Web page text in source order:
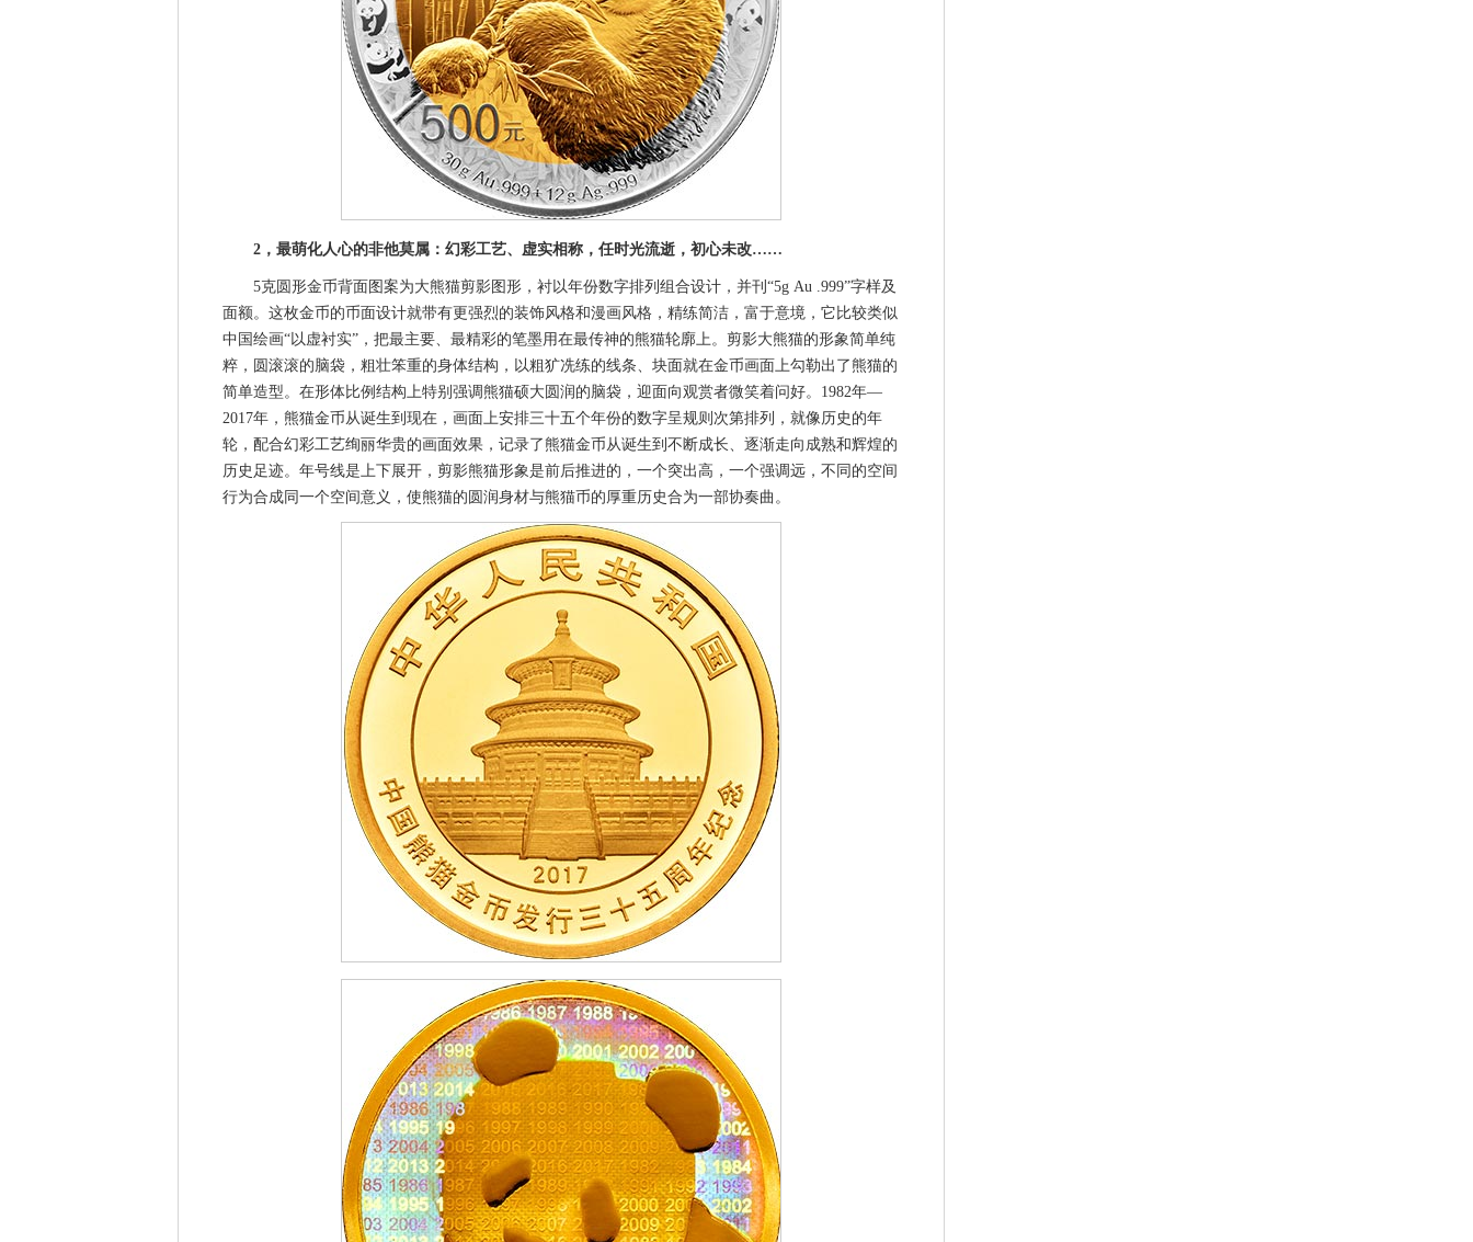
2，最萌化人心的非他莫属：幻彩工艺、虚实相称，任时光流逝，初心未改……
5克圆形金币背面图案为大熊猫剪影图形，衬以年份数字排列组合设计，并刊“5g Au .999”字样及
面额。这枚金币的币面设计就带有更强烈的装饰风格和漫画风格，精练简洁，富于意境，它比较类似
中国绘画“以虚衬实”，把最主要、最精彩的笔墨用在最传神的熊猫轮廓上。剪影大熊猫的形象简单纯
粹，圆滚滚的脑袋，粗壮笨重的身体结构，以粗犷冼练的线条、块面就在金币画面上勾勒出了熊猫的
简单造型。在形体比例结构上特别强调熊猫硕大圆润的脑袋，迎面向观赏者微笑着问好。1982年—
2017年，熊猫金币从诞生到现在，画面上安排三十五个年份的数字呈规则次第排列，就像历史的年
轮，配合幻彩工艺绚丽华贵的画面效果，记录了熊猫金币从诞生到不断成长、逐渐走向成熟和辉煌的
历史足迹。年号线是上下展开，剪影熊猫形象是前后推进的，一个突出高，一个强调远，不同的空间
行为合成同一个空间意义，使熊猫的圆润身材与熊猫币的厚重历史合为一部协奏曲。